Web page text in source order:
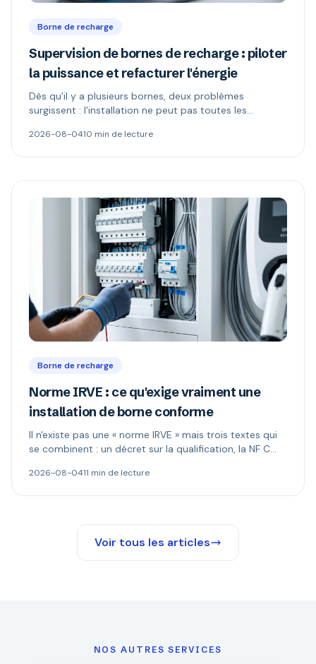
Borne de recharge
Supervision de bornes de recharge : piloter
la puissance et refacturer l'énergie
Dès qu'il y a plusieurs bornes, deux problèmes
surgissent : l'installation ne peut pas toutes les
paie. Délestage dynamique, comptage MID et schémas
2026-08-0410 min de lecture
Borne de recharge
Norme IRVE : ce qu'exige vraiment une
installation de borne conforme
Il n'existe pas une « norme IRVE » mais trois textes qui
se combinent : un décret sur la qualification, la NF C
borne. Ce qui est réellement obligatoire, et quand le
2026-08-0411 min de lecture
Voir tous les articles
NOS AUTRES SERVICES